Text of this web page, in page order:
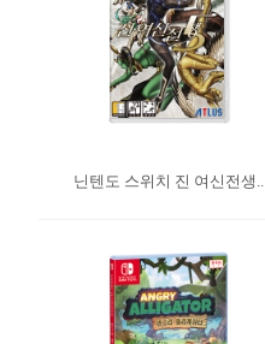
닌텐도 스위치 진 여신전생..